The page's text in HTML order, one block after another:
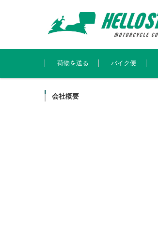
コンテンツに移動
荷物を送る
バイク便
会社概要